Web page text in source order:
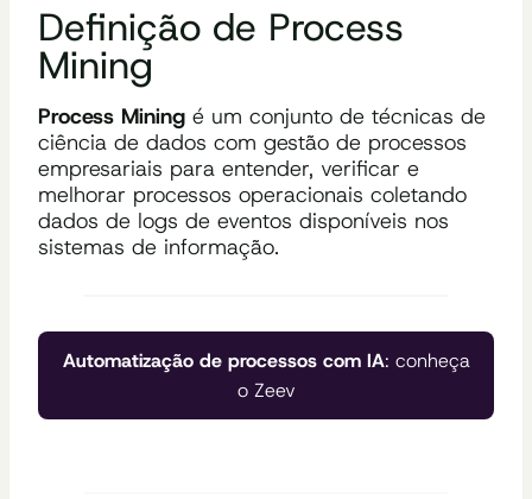
Definição de Process
Mining
Process Mining é um conjunto de técnicas de
ciência de dados com gestão de processos
empresariais para entender, verificar e
melhorar processos operacionais coletando
dados de logs de eventos disponíveis nos
sistemas de informação.
Automatização de processos com IA: conheça
o Zeev